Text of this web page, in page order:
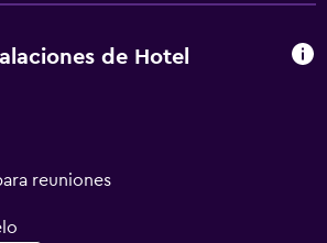
de Hotel
reuniones